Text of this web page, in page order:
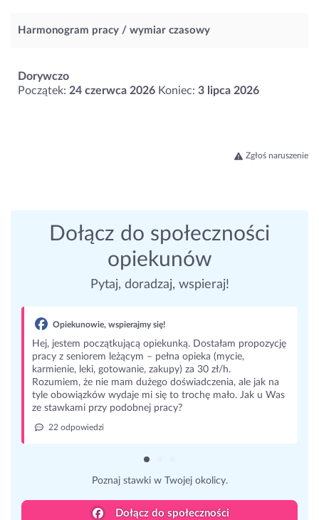
Harmonogram pracy / wymiar czasowy
Dorywczo
Początek: 24 czerwca 2026 Koniec: 3 lipca 2026
Zgłoś naruszenie
Dołącz do społeczności
opiekunów
Pytaj, doradzaj, wspieraj!
Opiekunowie, wspierajmy się!
Hej, jestem początkującą opiekunką. Dostałam propozycję
pracy z seniorem leżącym – pełna opieka (mycie,
karmienie, leki, gotowanie, zakupy) za 30 zł/h.
Rozumiem, że nie mam dużego doświadczenia, ale jak na
tyle obowiązków wydaje mi się to trochę mało. Jak u Was
ze stawkami przy podobnej pracy?
22 odpowiedzi
Poznaj stawki w Twojej okolicy.
Dołącz do społeczności